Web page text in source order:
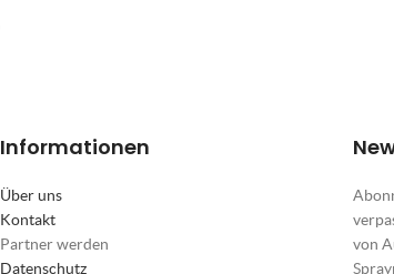
Informationen
Über uns
Kontakt
Partner werden
Datenschutz
von